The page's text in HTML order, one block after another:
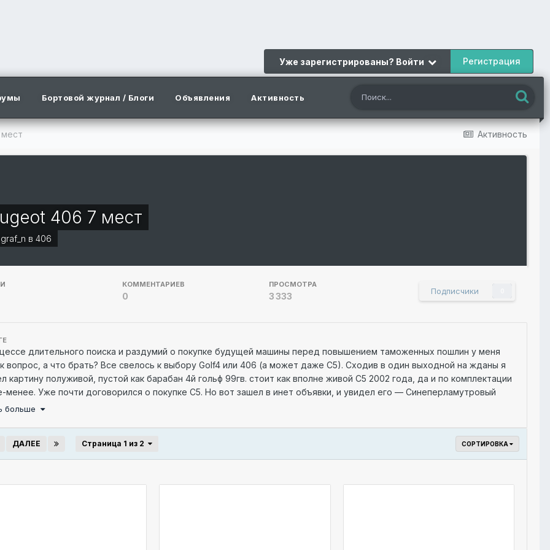
Уже зарегистрированы? Войти Регистрация
Бортовой журнал / Блоги Объявления Активность
Активность
406 7 мест
graf_n в 406
Подписчики
КОММЕНТАРИЕВ
0
ПРОСМОТРА
3 333
длительного поиска и раздумий о покупке будущей машины перед повышением таможенных пошлин у меня
вопрос, а что брать? Все свелось к выбору Golf4 или 406 (а может даже С5). Сходив в один выходной на жданы я
картину полуживой, пустой как барабан 4й гольф 99гв. стоит как вполне живой С5 2002 года, да и по комплектации
менее. Уже почти договорился о покупке С5. Но вот зашел в инет объявки, и увидел его — Синеперламутровый
промчавшись через весь город герой Минск увидел его в живую. Оказалось в нем 7 мест(некоторые мне не
больше
СОРТИРОВКА
ДАЛЕЕ Страница 1 из 2